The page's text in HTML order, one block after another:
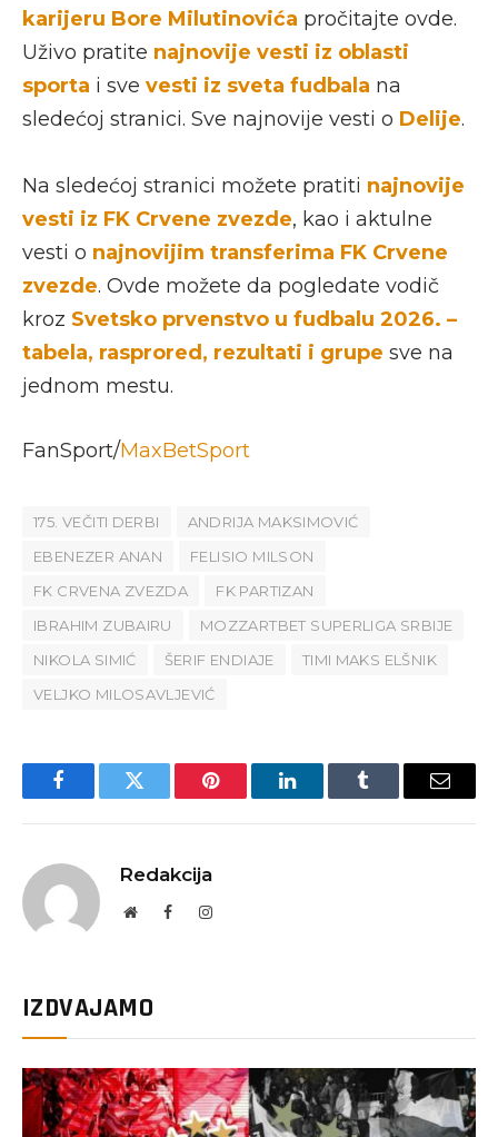
karijeru Bore Milutinovića pročitajte ovde.
Uživo pratite najnovije vesti iz oblasti
sporta i sve vesti iz sveta fudbala na
sledećoj stranici. Sve najnovije vesti o Delije.
Na sledećoj stranici možete pratiti najnovije
vesti iz FK Crvene zvezde, kao i aktulne
vesti o najnovijim transferima FK Crvene
zvezde. Ovde možete da pogledate vodič
kroz Svetsko prvenstvo u fudbalu 2026. –
tabela, rasprored, rezultati i grupe sve na
jednom mestu.
FanSport/MaxBetSport
175. VEČITI DERBI
ANDRIJA MAKSIMOVIĆ
EBENEZER ANAN
FELISIO MILSON
FK CRVENA ZVEZDA
FK PARTIZAN
IBRAHIM ZUBAIRU
MOZZARTBET SUPERLIGA SRBIJE
NIKOLA SIMIĆ
ŠERIF ENDIAJE
TIMI MAKS ELŠNIK
VELJKO MILOSAVLJEVIĆ
FacebookTwitter Pinterest LinkedInTumblr Email
Redakcija
WebsiteFacebookInstagram
IZDVAJAMO